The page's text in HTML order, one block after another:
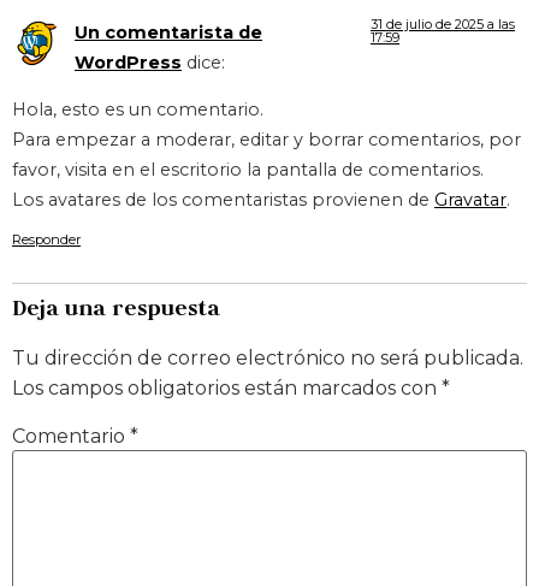
Un comentarista de
WordPress dice:
31 de julio de 2025 a las
17:59
Hola, esto es un comentario.
Para empezar a moderar, editar y borrar comentarios, por
favor, visita en el escritorio la pantalla de comentarios.
Los avatares de los comentaristas provienen de Gravatar.
Responder
Deja una respuesta
Tu dirección de correo electrónico no será publicada.
Los campos obligatorios están marcados con *
Comentario *